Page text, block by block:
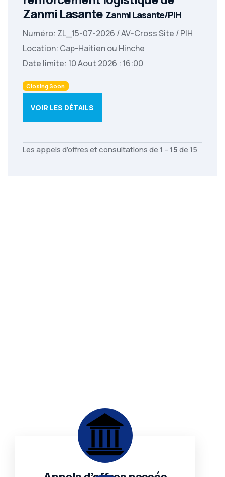
Zanmi Lasante Zanmi Lasante/PIH
Numéro: ZL_15-07-2026 / AV-Cross Site / PIH
Location: Cap-Haitien ou Hinche
Date limite: 10 Aout 2026 : 16:00
Closing Soon
VOIR LES DÉTAILS
Les appels d’offres et consultations de 1 - 15de 15